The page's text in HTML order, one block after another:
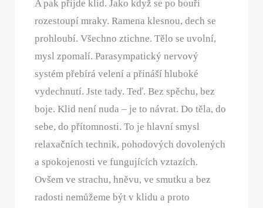
A pak přijde klid. Jako když se po bouři
rozestoupí mraky. Ramena klesnou, dech se
prohloubí. Všechno ztichne. Tělo se uvolní,
mysl zpomalí. Parasympatický nervový
systém přebírá velení a přináší hluboké
vydechnutí. Jste tady. Teď. Bez spěchu, bez
boje. Klid není nuda – je to návrat. Do těla, do
sebe, do přítomnosti. To je hlavní smysl
relaxačních technik, pohodových dovolených
a spokojenosti ve fungujících vztazích.
Ovšem ve strachu, hněvu, ve smutku a bez
radosti nemůžeme být v klidu a proto